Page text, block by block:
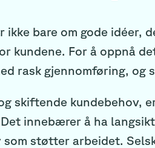
bare om gode idéer,
kundene. For å oppnå
rask gjennomføring, og
skiftende kundebehov,
innebærer å ha
støtter arbeidet.